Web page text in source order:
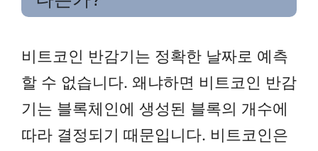
비트코인 반감기는 정확한 날짜로 예측
할 수 없습니다. 왜냐하면 비트코인 반감
기는 블록체인에 생성된 블록의 개수에
따라 결정되기 때문입니다. 비트코인은